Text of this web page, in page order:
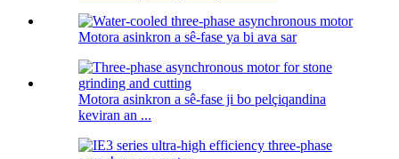
Motora asinkron a sê-fase ya bi ava sar
Motora asinkron a sê-fase ji bo pelçiqandina
keviran an ...